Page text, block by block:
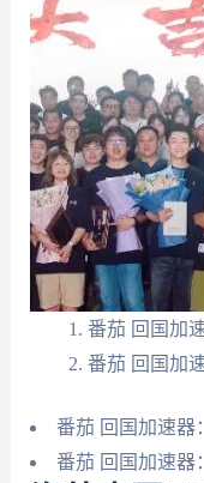
番茄 回国加
番茄 回国加
番茄 回国加速器
番茄 回国加速器